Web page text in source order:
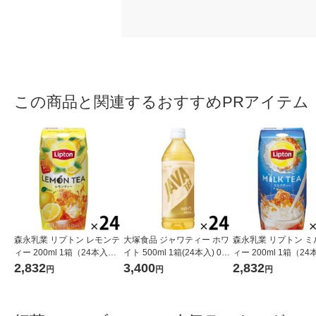
この商品と関連するおすすめPRアイテム
森永乳業 リプトン レモンテ
ィー 200ml 1箱（24本入）
紅茶飲料 紙パック
2,832円
大塚食品 ジャワティー ホワ
イト 500ml 1箱(24本入) 035
530510
3,400円
森永乳業 リプトン ミ
ィー 200ml 1箱（24
紅茶飲料 紙パック ド
2,832円